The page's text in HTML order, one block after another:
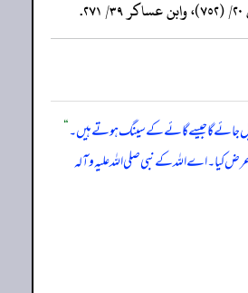
جائے گا جیسے گائے کے سینگ ہوتے ہیں۔“
کیا۔ اے اللہ کے نبی صلی اللہ علیہ وآلہ